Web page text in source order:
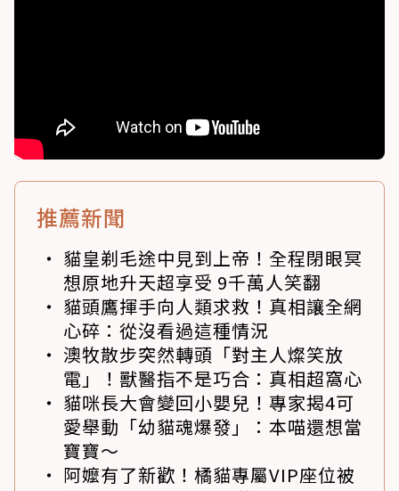
推薦新聞
貓皇剃毛途中見到上帝！全程閉眼冥
想原地升天超享受 9千萬人笑翻
貓頭鷹揮手向人類求救！真相讓全網
心碎：從沒看過這種情況
澳牧散步突然轉頭「對主人燦笑放
電」！獸醫指不是巧合：真相超窩心
貓咪長大會變回小嬰兒！專家揭4可
愛舉動「幼貓魂爆發」：本喵還想當
寶寶～
阿嬤有了新歡！橘貓專屬VIP座位被